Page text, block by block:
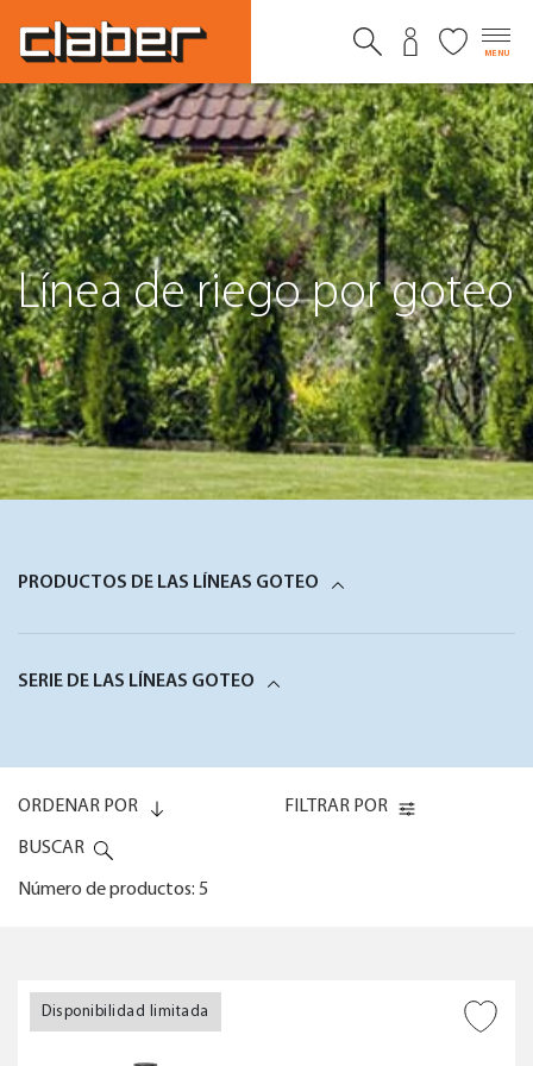
MENU
Línea de riego por goteo
PRODUCTOS DE LAS LÍNEAS GOTEO
SERIE DE LAS LÍNEAS GOTEO
ORDENAR POR
FILTRAR POR
BUSCAR
Número de productos: 5
Code (9-0)
Disponibilidad limitada